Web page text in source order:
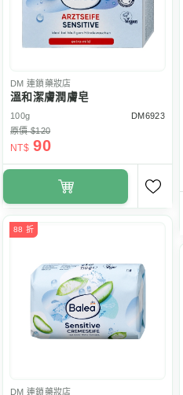
DM 連鎖藥妝店
溫和潔膚潤膚皂
100g
DM6923
原價 $120
NT$ 90
88 折
DM 連鎖藥妝店